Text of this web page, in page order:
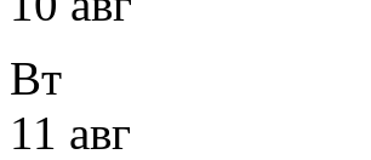
Вт
11 авг